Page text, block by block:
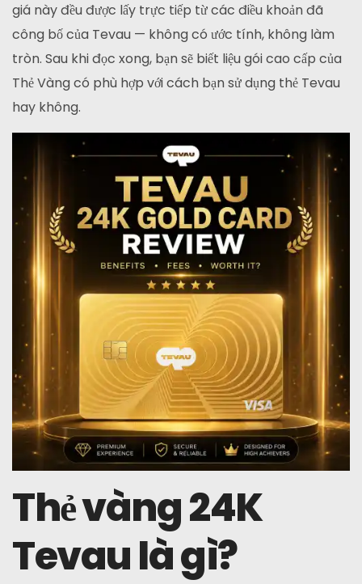
giá này đều được lấy trực tiếp từ các điều khoản đã
công bố của Tevau — không có ước tính, không làm
tròn. Sau khi đọc xong, bạn sẽ biết liệu gói cao cấp của
Thẻ Vàng có phù hợp với cách bạn sử dụng thẻ Tevau
hay không.
Thẻ vàng 24K
Tevau là gì?